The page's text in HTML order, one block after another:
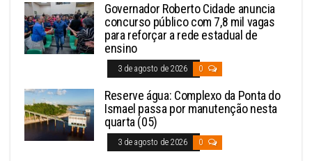
Governador Roberto Cidade anuncia
concurso público com 7,8 mil vagas
para reforçar a rede estadual de
ensino
3 de agosto de 2026 0
Reserve água: Complexo da Ponta do
Ismael passa por manutenção nesta
quarta (05)
3 de agosto de 2026 0